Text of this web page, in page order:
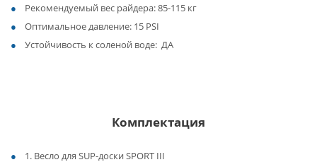
Рекомендуемый вес райдера: 85-115 кг
Оптимальное давление: 15 PSI
Устойчивость к соленой воде: ДА
Комплектация
1. Весло для SUP-доски SPORT III